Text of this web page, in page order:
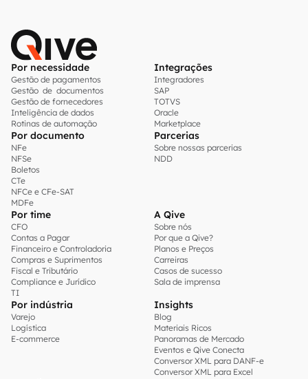
Por necessidade
Gestão de pagamentos
Gestão de documentos
Gestão de fornecedores
Inteligência de dados
Rotinas de automação
Integrações
Integradores
SAP
TOTVS
Oracle
Marketplace
Por documento
NFe
NFSe
Boletos
CTe
NFCe e CFe-SAT
MDFe
Parcerias
Sobre nossas parcerias
NDD
Por time
CFO
Contas a Pagar
Financeiro e Controladoria
Compras e Suprimentos
Fiscal e Tributário
Compliance e Jurídico
TI
A Qive
Sobre nós
Por que a Qive?
Planos e Preços
Carreiras
Casos de sucesso
Sala de imprensa
Por indústria
Varejo
Logística
E-commerce
Insights
Blog
Materiais Ricos
Panoramas de Mercado
Eventos e Qive Conecta
Conversor XML para DANF-e
Conversor XML para Excel